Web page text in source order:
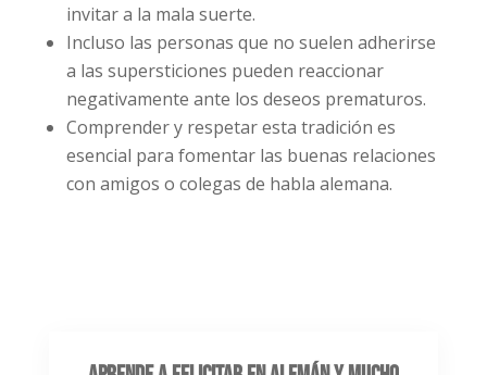
invitar a la mala suerte.
Incluso las personas que no suelen adherirse
a las supersticiones pueden reaccionar
negativamente ante los deseos prematuros.
Comprender y respetar esta tradición es
esencial para fomentar las buenas relaciones
con amigos o colegas de habla alemana.